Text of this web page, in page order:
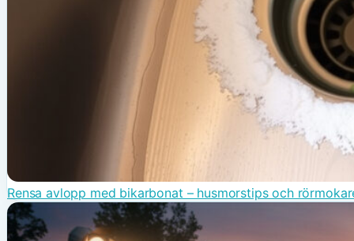
Rensa avlopp med bikarbonat – husmorstips och